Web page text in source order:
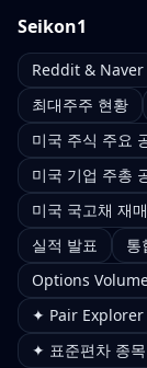
Seikon1
Reddit & Naver
최대주주 현황
미국 주식 주요
미국 기업 주총
미국 국고채 재
실적 발표
통
Options
✦ Pair Explorer
✦ 표준편차 종